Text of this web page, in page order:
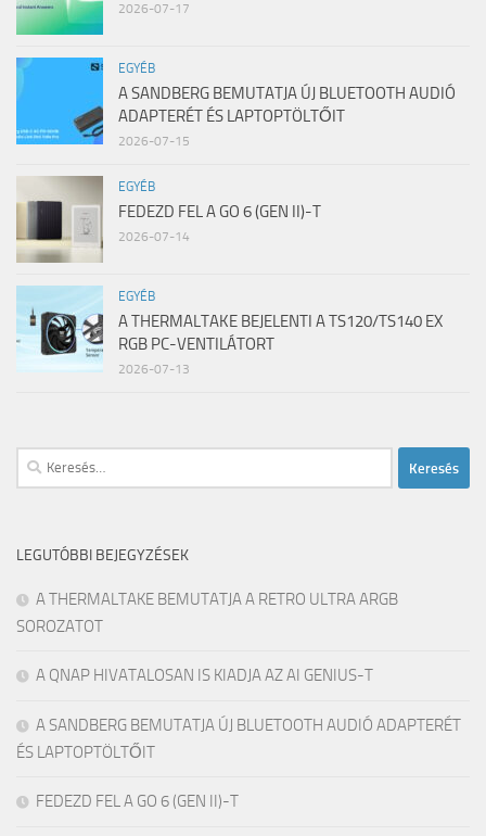
2026-07-17
EGYÉB
A SANDBERG BEMUTATJA ÚJ BLUETOOTH AUDIÓ
ADAPTERÉT ÉS LAPTOPTÖLTŐIT
2026-07-15
EGYÉB
FEDEZD FEL A GO 6 (GEN II)-T
2026-07-14
EGYÉB
A THERMALTAKE BEJELENTI A TS120/TS140 EX
RGB PC-VENTILÁTORT
2026-07-13
Keresés:
LEGUTÓBBI BEJEGYZÉSEK
A THERMALTAKE BEMUTATJA A RETRO ULTRA ARGB
SOROZATOT
A QNAP HIVATALOSAN IS KIADJA AZ AI GENIUS-T
A SANDBERG BEMUTATJA ÚJ BLUETOOTH AUDIÓ ADAPTERÉT
ÉS LAPTOPTÖLTŐIT
FEDEZD FEL A GO 6 (GEN II)-T